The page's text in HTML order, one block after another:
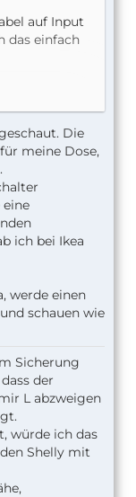
auf Input
das einfach
und mit der
es soll
die Aqara
reiner
Die
meine Dose,
ich bei Ikea
werde einen
schauen wie
Sicherung
der
L abzweigen
würde ich das
Shelly mit